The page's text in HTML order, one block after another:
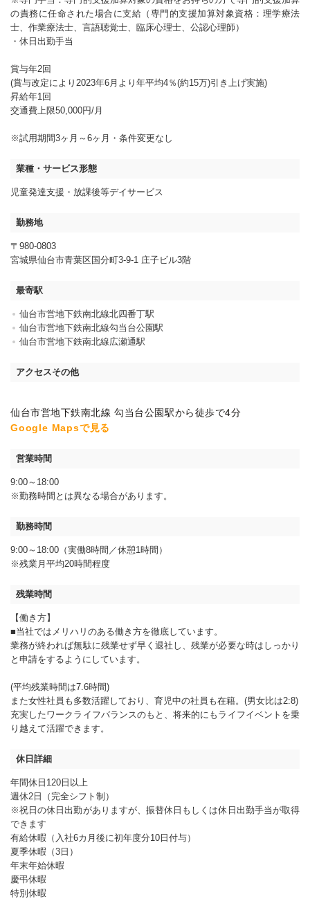
の責務に任命された場合に支給（専門的支援加算対象資格：理学療法
士、作業療法士、言語聴覚士、臨床心理士、公認心理師）
・休日出勤手当
賞与年2回
(賞与改定により2023年6月より年平均4％(約15万)引き上げ実施)
昇給年1回
交通費上限50,000円/月
※試用期間3ヶ月～6ヶ月・条件変更なし
業種・サービス形態
児童発達支援・放課後等デイサービス
勤務地
〒980-0803
宮城県仙台市青葉区国分町3-9-1 庄子ビル3階
最寄駅
仙台市営地下鉄南北線北四番丁駅
仙台市営地下鉄南北線勾当台公園駅
仙台市営地下鉄南北線広瀬通駅
アクセスその他
仙台市営地下鉄南北線 勾当台公園駅から徒歩で4分
Google Mapsで見る
営業時間
9:00～18:00
※勤務時間とは異なる場合があります。
勤務時間
9:00～18:00（実働8時間／休憩1時間）
※残業月平均20時間程度
残業時間
【働き方】
■当社ではメリハリのある働き方を徹底しています。
業務が終われば無駄に残業せず早く退社し、残業が必要な時はしっかり
と申請をするようにしています。
(平均残業時間は7.6時間)
また女性社員も多数活躍しており、育児中の社員も在籍。(男女比は2:8)
充実したワークライフバランスのもと、将来的にもライフイベントを乗
り越えて活躍できます。
休日詳細
年間休日120日以上
週休2日（完全シフト制）
※祝日の休日出勤がありますが、振替休日もしくは休日出勤手当が取得
できます
有給休暇（入社6カ月後に初年度分10日付与）
夏季休暇（3日）
年末年始休暇
慶弔休暇
特別休暇